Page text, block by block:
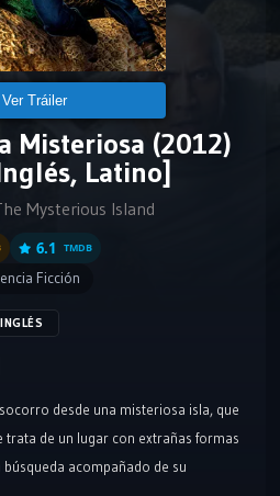
Ver Tráiler
Misteriosa (2012)
Latino]
Mysterious Island
6.1 TMDB
Ficción
INGLÉS
desde una misteriosa isla, que
trata de un lugar con extrañas formas
acompañado de su